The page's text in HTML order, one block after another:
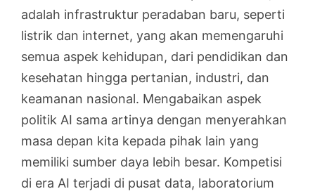
adalah infrastruktur peradaban baru, seperti
listrik dan internet, yang akan memengaruhi
semua aspek kehidupan, dari pendidikan dan
kesehatan hingga pertanian, industri, dan
keamanan nasional. Mengabaikan aspek
politik AI sama artinya dengan menyerahkan
masa depan kita kepada pihak lain yang
memiliki sumber daya lebih besar. Kompetisi
di era AI terjadi di pusat data, laboratorium